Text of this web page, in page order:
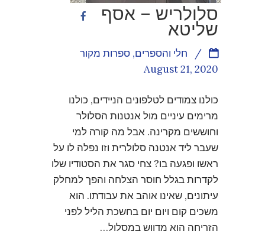
סלולריש – אסף
שליטא
חלי והספרים, ספרות מקור
/
August 21, 2020
כולנו צמודים לטלפונים הניידים, כולנו
מרימים עיניים מול אנטנות הסלולר
וחוששים מקרינה. אבל מה קורה למי
שעבר ליד אנטנה סלולרית וזו נפלה לו על
ראשו ופגעה בו? צחי סגר את הסטודיו שלו
לקדרות בגלל חוסר הצלחה והפך למחלק
עיתונים, שאינו אוהב את עבודתו. הוא
משכים קום ויום יום בחשכת הליל לפני
הזריחה הוא מדווש במסלול…